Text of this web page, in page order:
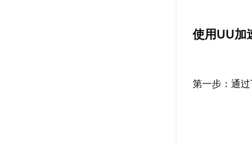
使用UU加
第一步：通